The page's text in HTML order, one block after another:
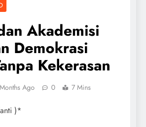
Akademisi
Demokrasi
Kekerasan
Ago 0 7 Mins
)*